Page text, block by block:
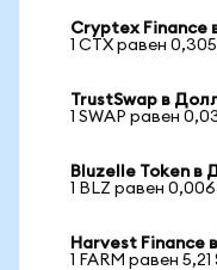
Cryptex
1 CTX равен
TrustSwap в
1 SWAP равен
Bluzelle Token
1 BLZ равен
Harvest
1 FARM равен 5,21